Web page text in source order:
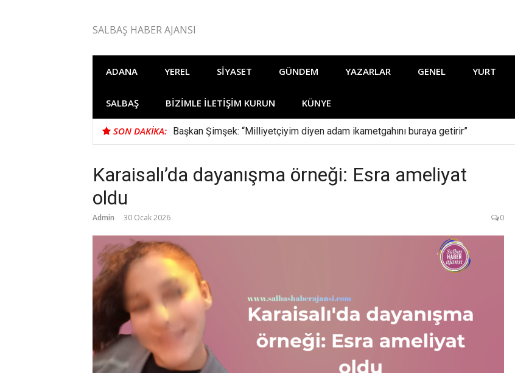
SALBAŞ HABER AJANSI
ADANA YEREL SIYASET GÜNDEM YAZARLAR GENEL YURT
SALBAŞ BIZIMLE İLETIŞIM KURUN KÜNYE
SON DAKIKA: Başkan Şimşek: “Milliyetçiyim diyen adam ikametgahını buraya getirir”
Karaisalı’da dayanışma örneği: Esra ameliyat
oldu
Admin 30 Ocak 2026 0